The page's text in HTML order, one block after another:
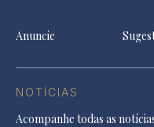
Anuncie
NOTÍCIAS
Acompanhe todas as